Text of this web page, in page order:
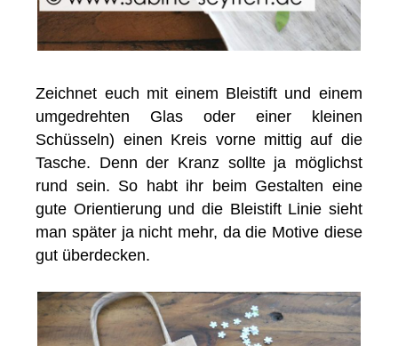
Zeichnet euch mit einem Bleistift und einem
umgedrehten Glas oder einer kleinen
Schüsseln) einen Kreis vorne mittig auf die
Tasche. Denn der Kranz sollte ja möglichst
rund sein. So habt ihr beim Gestalten eine
gute Orientierung und die Bleistift Linie sieht
man später ja nicht mehr, da die Motive diese
gut überdecken.